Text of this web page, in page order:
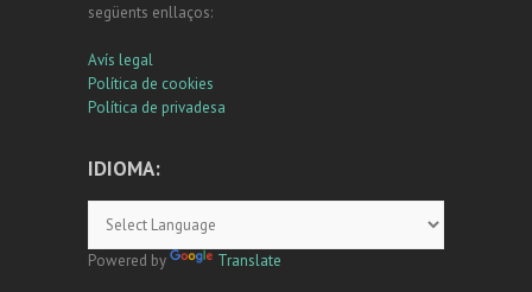
següents enllaços:
Avís legal
Política de cookies
Política de privadesa
IDIOMA:
Powered by Translate